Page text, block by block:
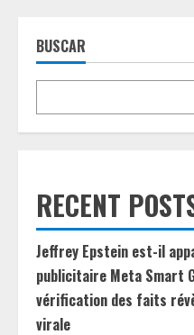
BUSCAR
RECENT
Jeffrey Epstein est-il
publicitaire Meta Smart
vérification des faits
virale